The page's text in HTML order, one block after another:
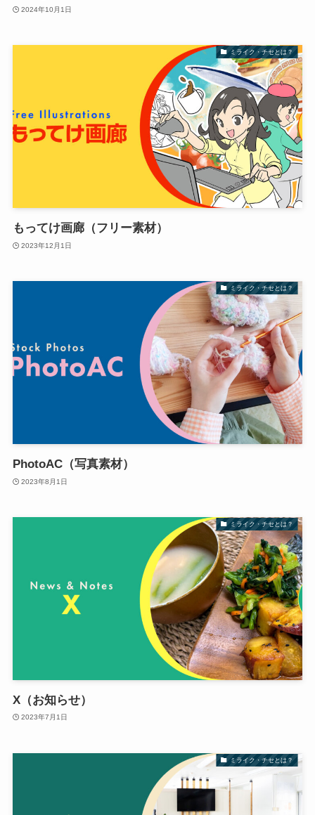
2024年10月1日
ミライク・チセとは？
もってけ画廊（フリー素材）
2023年12月1日
ミライク・チセとは？
PhotoAC（写真素材）
2023年8月1日
ミライク・チセとは？
X（お知らせ）
2023年7月1日
ミライク・チセとは？